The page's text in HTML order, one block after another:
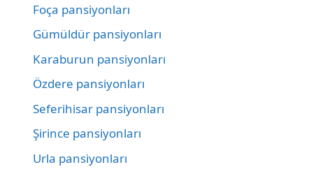
Foça pansiyonları
Gümüldür pansiyonları
Karaburun pansiyonları
Özdere pansiyonları
Seferihisar pansiyonları
Şirince pansiyonları
Urla pansiyonları